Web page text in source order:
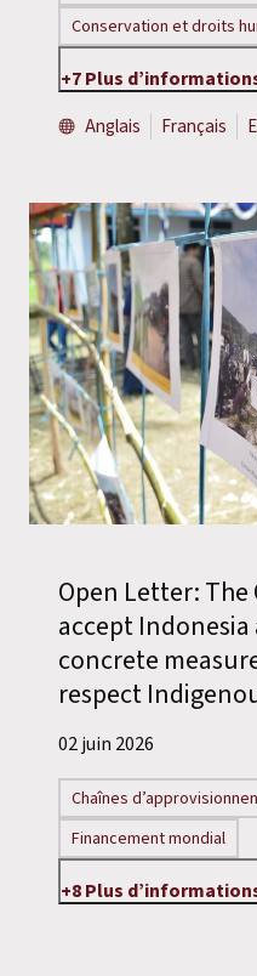
Conservation et droits
+7 Plus
Anglais
Français
Open Letter: The
accept Indonesia
concrete
respect
02 juin 2026
Chaînes
Financement mondial
+8 Plus